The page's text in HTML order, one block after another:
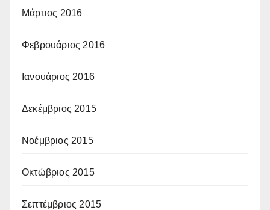
Μάρτιος 2016
Φεβρουάριος 2016
Ιανουάριος 2016
Δεκέμβριος 2015
Νοέμβριος 2015
Οκτώβριος 2015
Σεπτέμβριος 2015